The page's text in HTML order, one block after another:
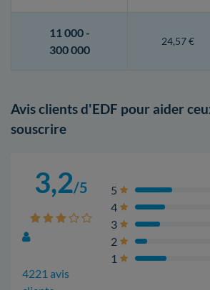
11 000 -
300 000
24,57 €
Avis clients d'EDF pour aider
souscrire
3,2/5
4221 avis
5
4
3
2
1